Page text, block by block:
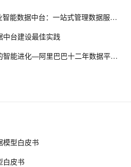
保姆级RAG实战，助你抢占大
AnalyticDB PostgreSQL 企业智能数据中台：一站式管理数据服务资产
台建设最佳实践
大数据知识图谱—数据中台的智能进化—阿里巴巴十二年数据平台发展历程
模型白皮书
白皮书